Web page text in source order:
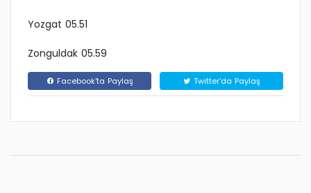
Yozgat 05.51
Zonguldak 05.59
Facebook'ta Paylaş Twitter'da Paylaş